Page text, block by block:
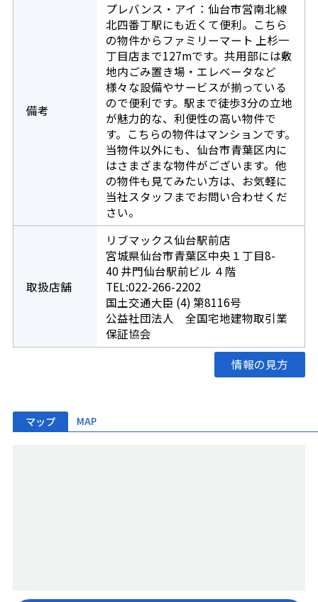
備考
プレバンス・アイ：仙台市営南北線
北四番丁駅にも近くて便利。こちら
の物件からファミリーマート 上杉一
丁目店まで127mです。共用部には敷
地内ごみ置き場・エレベータなど
様々な設備やサービスが揃っている
ので便利です。駅まで徒歩3分の立地
が魅力的な、利便性の高い物件で
す。こちらの物件はマンションです。
当物件以外にも、仙台市青葉区内に
はさまざまな物件がございます。他
の物件も見てみたい方は、お気軽に
当社スタッフまでお問い合わせくだ
さい。
取扱店舗
リブマックス仙台駅前店
宮城県仙台市青葉区中央１丁目8-
40 井門仙台駅前ビル ４階
TEL:022-266-2202
国土交通大臣 (4) 第8116号
公益社団法人 全国宅地建物取引業
保証協会
情報の見方
マップ MAP